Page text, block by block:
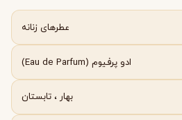
عطرهای زنانه
ادو پرفیوم (Eau de Parfum)
بهار ، تابستان